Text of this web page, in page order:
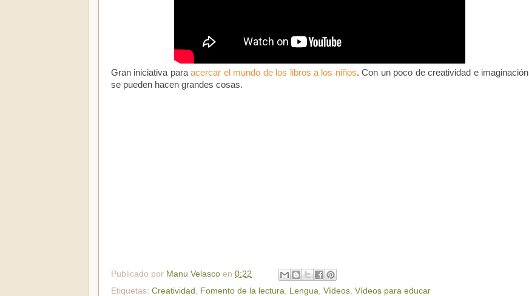
Gran iniciativa paraacercar el mundo de los libros a los niños. Con un poco de creatividad e imaginación
se pueden hacen grandes cosas.
Publicado por Manu Velasco en 0:22
Etiquetas: Creatividad Fomento de la lectura Lengua Vídeos Vídeos para educar